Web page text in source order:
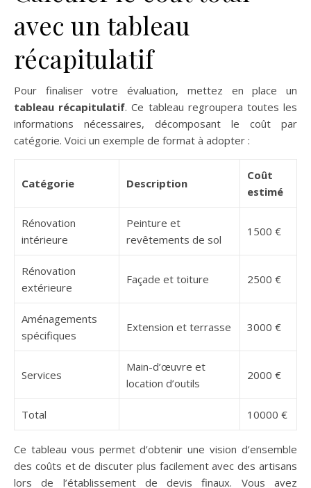
avec un tableau
récapitulatif
Pour finaliser votre évaluation, mettez en place un
tableau récapitulatif. Ce tableau regroupera toutes les
informations nécessaires, décomposant le coût par
catégorie. Voici un exemple de format à adopter :
Catégorie Description
Coût
estimé
Rénovation
intérieure
Peinture et
revêtements de sol
1500 €
Rénovation
extérieure
Façade et toiture 2500 €
Aménagements
spécifiques
Extension et terrasse 3000 €
Services
Main-d’œuvre et
location d’outils
2000 €
Total 10000 €
Ce tableau vous permet d’obtenir une vision d’ensemble
des coûts et de discuter plus facilement avec des artisans
lors de l’établissement de devis finaux. Vous avez